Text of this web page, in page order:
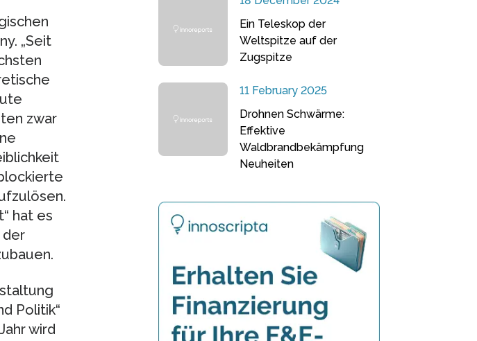
„Seit
zwar
hat es
der
Politik“
wird
Ein Teleskop der
Weltspitze auf der
Zugspitze
11 February 2025
Drohnen Schwärme:
Effektive
Waldbrandbekämpfung
Neuheiten